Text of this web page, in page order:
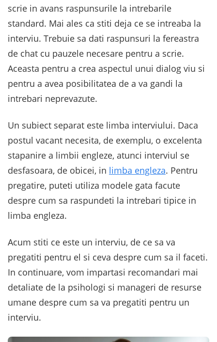
scrie in avans raspunsurile la intrebarile
standard. Mai ales ca stiti deja ce se intreaba la
interviu. Trebuie sa dati raspunsuri la fereastra
de chat cu pauzele necesare pentru a scrie.
Aceasta pentru a crea aspectul unui dialog viu si
pentru a avea posibilitatea de a va gandi la
intrebari neprevazute.
Un subiect separat este limba interviului. Daca
postul vacant necesita, de exemplu, o excelenta
stapanire a limbii engleze, atunci interviul se
desfasoara, de obicei, in limba engleza. Pentru
pregatire, puteti utiliza modele gata facute
despre cum sa raspundeti la intrebari tipice in
limba engleza.
Acum stiti ce este un interviu, de ce sa va
pregatiti pentru el si ceva despre cum sa il faceti.
In continuare, vom impartasi recomandari mai
detaliate de la psihologi si manageri de resurse
umane despre cum sa va pregatiti pentru un
interviu.